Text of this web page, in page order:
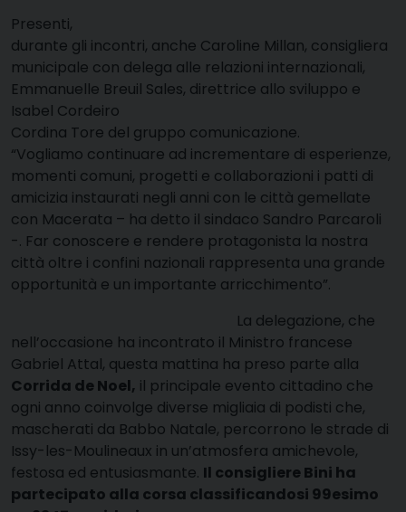
Presenti,
durante gli incontri, anche Caroline Millan, consigliera
municipale con delega alle relazioni internazionali,
Emmanuelle Breuil Sales, direttrice allo sviluppo e
Isabel Cordeiro
Cordina Tore del gruppo comunicazione.
“Vogliamo continuare ad incrementare di esperienze,
momenti comuni, progetti e collaborazioni i patti di
amicizia instaurati negli anni con le città gemellate
con Macerata – ha detto il sindaco Sandro Parcaroli
-. Far conoscere e rendere protagonista la nostra
città oltre i confini nazionali rappresenta una grande
opportunità e un importante arricchimento”.
La delegazione, che
nell’occasione ha incontrato il Ministro francese
Gabriel Attal, questa mattina ha preso parte alla
Corrida de Noel, il principale evento cittadino che
ogni anno coinvolge diverse migliaia di podisti che,
mascherati da Babbo Natale, percorrono le strade di
Issy-les-Moulineaux in un’atmosfera amichevole,
festosa ed entusiasmante. Il consigliere Bini ha
partecipato alla corsa classificandosi 99esimo